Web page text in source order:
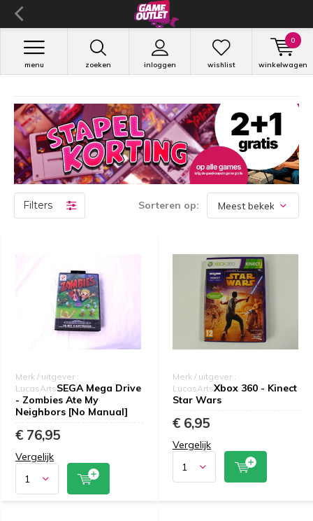
zoeken inloggen
menu wishlist winkelwagen
0
Filters Sorteren op:
Merk / uitgever :
LucasArtsSEGA Mega Drive
- Zombies Ate My
Neighbors [No Manual]
€ 76,95
Vergelijk
Merk / uitgever :
LucasArtsXbox 360 - Kinect
Star Wars
€ 6,95
Vergelijk